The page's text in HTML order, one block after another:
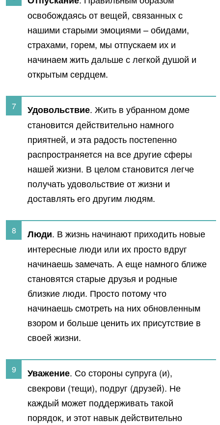
освобождаясь от вещей, связанных с
нашими старыми эмоциями – обидами,
страхами, горем, мы отпускаем их и
начинаем жить дальше с легкой душой и
открытым сердцем.
Удовольствие. Жить в убранном доме
становится действительно намного
приятней, и эта радость постепенно
распространяется на все другие сферы
нашей жизни. В целом становится легче
получать удовольствие от жизни и
доставлять его другим людям.
Люди. В жизнь начинают приходить новые
интересные люди или их просто вдруг
начинаешь замечать. А еще намного ближе
становятся старые друзья и родные
близкие люди. Просто потому что
начинаешь смотреть на них обновленным
взором и больше ценить их присутствие в
своей жизни.
Уважение. Со стороны супруга (и),
свекрови (тещи), подруг (друзей). Не
каждый может поддерживать такой
порядок, и этот навык действительно